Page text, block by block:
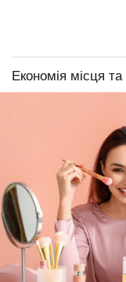
Економія місця